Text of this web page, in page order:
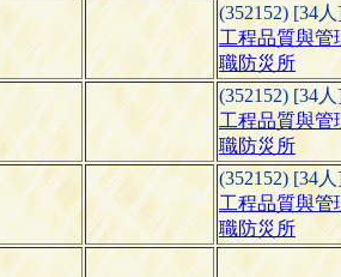
(352152) [34
工程品質與管
職防災所
(352152) [34
工程品質與管
職防災所
(352152) [34
工程品質與管
職防災所